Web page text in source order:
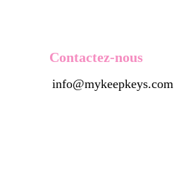
Contactez-nous
info@mykeepkeys.com